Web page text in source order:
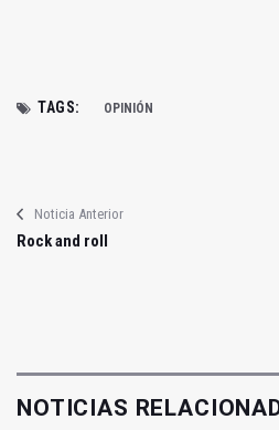
TAGS: OPINIÓN
Noticia Anterior
Rock and roll
NOTICIAS